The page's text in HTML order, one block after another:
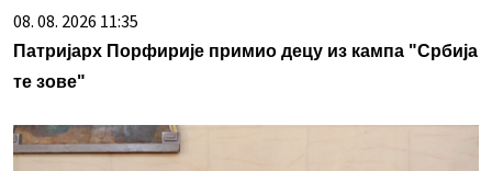
08. 08. 2026 11:35
Патријарх Порфирије примио децу из кампа "Србија
те зове"